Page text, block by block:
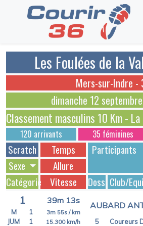
Les Foulées de la
dimanche 12
Mers-sur-Indre -
Classement masculins 10 Km -
120 arrivants 35 féminines
Scratch Temps
Dossards
Participants
Allure
Vitesse
Sexe
Catégorie
Club/
1 39m 13s
5
AUBARD
3m 55s / km
15.300 km/h
M
1
JUM
1 Coureurs